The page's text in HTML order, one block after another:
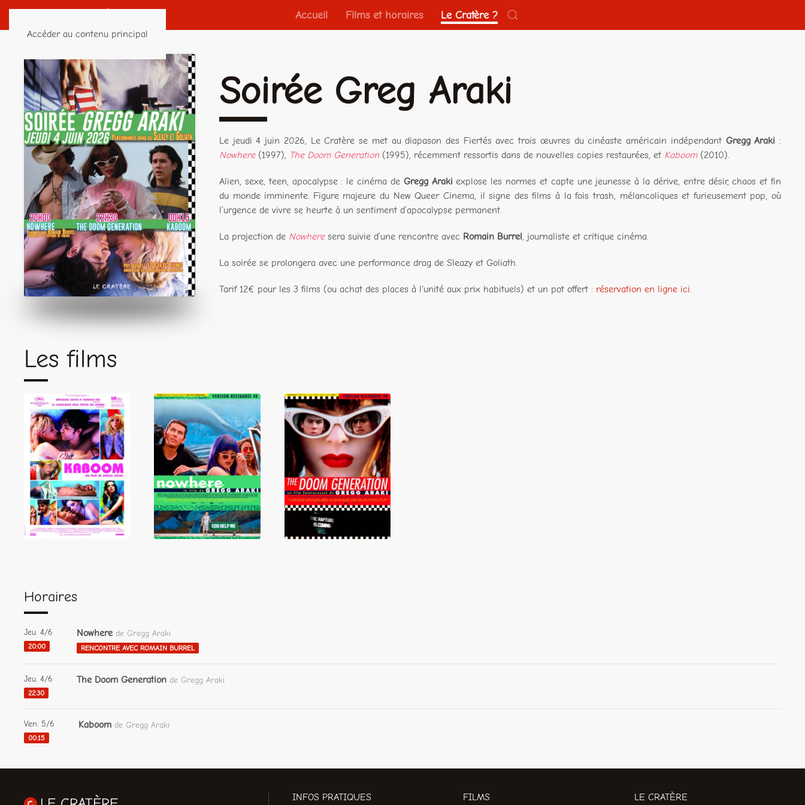
Accéder au contenu principal
Accueil Films et horaires Le Cratère ?
Soirée Greg Araki
Le jeudi 4 juin 2026, Le Cratère se met au diapason des Fiertés avec trois œuvres du cinéaste américain indépendant Gregg Araki :
Nowhere(1997), The Doom Generation (1995), récemment ressortis dans de nouvelles copies restaurées, et Kaboom(2010).
Alien, sexe, teen, apocalypse : le cinéma de Gregg Araki explose les normes et capte une jeunesse à la dérive, entre désir, chaos et fin
du monde imminente. Figure majeure du New Queer Cinema, il signe des films à la fois trash, mélancoliques et furieusement pop, où
l’urgence de vivre se heurte à un sentiment d’apocalypse permanent.
La projection de Nowheresera suivie d’une rencontre avec Romain Burrel, journaliste et critique cinéma.
La soirée se prolongera avec une performance drag de Sleazy et Goliath.
Tarif 12€ pour les 3 films (ou achat des places à l'unité aux prix habituels) et un pot offert : réservation en ligne ici.
Les films
Kaboom Nowhere
The Doom
Generation
Horaires
Jeu. 4/6
20:00
Nowhere de Gregg Araki
RENCONTRE AVEC ROMAIN BURREL
Jeu. 4/6
22:30
The Doom Generation de Gregg Araki
Ven. 5/6
00:15
Kaboom de Gregg Araki
INFOS PRATIQUES FILMS LE CRATÈRE